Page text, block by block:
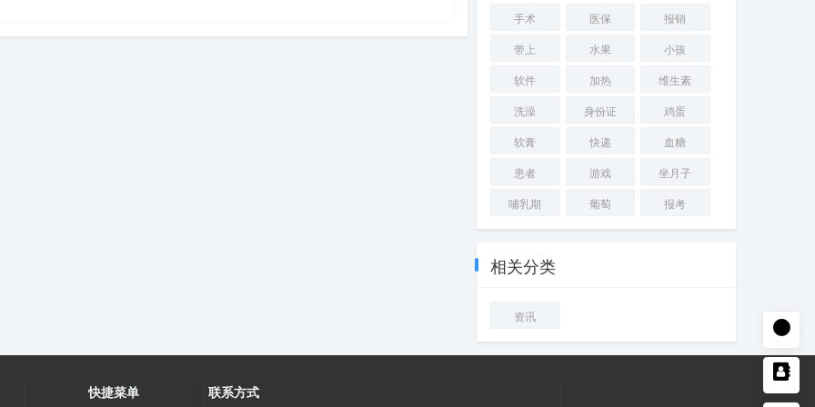
手术 医保
报销
带上
水果
小孩
软件
加热
维生素
洗澡
身份证
鸡蛋
软膏
快递
血糖
患者
游戏
坐月子
哺乳期
葡萄 报考
相关分类
资讯
快捷菜单 联系方式